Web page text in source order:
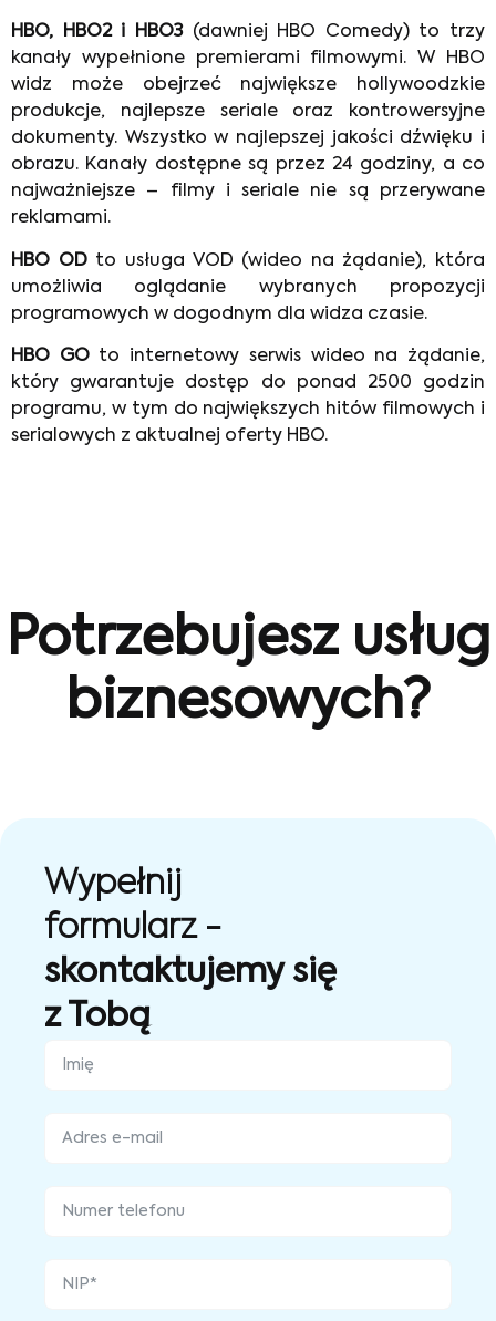
HBO, HBO2 i HBO3(dawniej HBO Comedy) to trzy
kanały wypełnione premierami filmowymi. W HBO
widz może obejrzeć największe hollywoodzkie
produkcje, najlepsze seriale oraz kontrowersyjne
dokumenty. Wszystko w najlepszej jakości dźwięku i
obrazu. Kanały dostępne są przez 24 godziny, a co
najważniejsze – filmy i seriale nie są przerywane
reklamami.
HBO ODto usługa VOD (wideo na żądanie), która
umożliwia oglądanie wybranych propozycji
programowych w dogodnym dla widza czasie.
HBO GOto internetowy serwis wideo na żądanie,
który gwarantuje dostęp do ponad 2500 godzin
programu, w tym do największych hitów filmowych i
serialowych z aktualnej oferty HBO.
Potrzebujesz usług
biznesowych?
Wypełnij
formularz -
skontaktujemy się
z Tobą